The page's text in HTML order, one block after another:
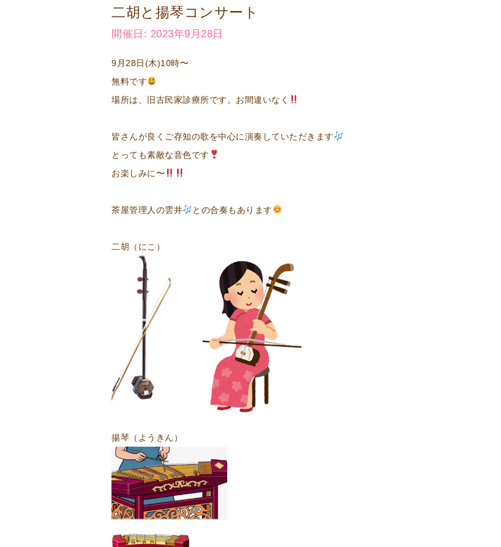
二胡と揚琴コンサート
開催日: 2023年9月28日
9月28日(木)10時〜
無料です
場所は、旧古民家診療所です。お間違いなく
皆さんが良くご存知の歌を中心に演奏していただきます
とっても素敵な音色です
お楽しみに〜
茶屋管理人の雲井 との合奏もあります
二胡（にこ）
揚琴（ようきん）